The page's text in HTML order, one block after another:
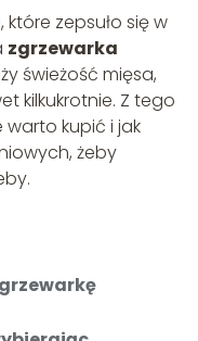
zepsuło się w
zgrzewarka
świeżość mięsa,
kilkukrotnie. Z tego
warto kupić i jak
żeby